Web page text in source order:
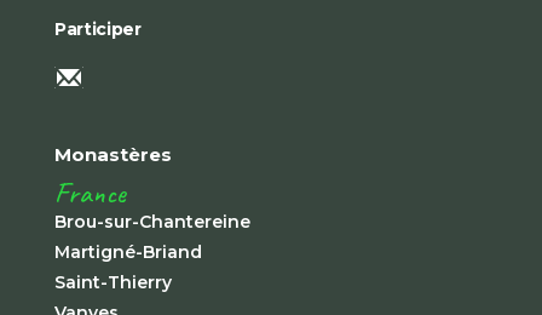
Participer
Monastères
France
Brou-sur-Chantereine
Martigné-Briand
Saint-Thierry